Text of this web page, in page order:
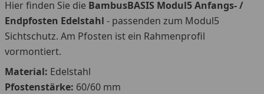
Hier finden Sie die BambusBASIS Modul5 Anfangs- /
Endpfosten Edelstahl - passenden zum Modul5
Sichtschutz. Am Pfosten ist ein Rahmenprofil
vormontiert.
Material: Edelstahl
Pfostenstärke: 60/60 mm